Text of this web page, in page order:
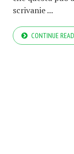
scrivanie ...
CONTINUE